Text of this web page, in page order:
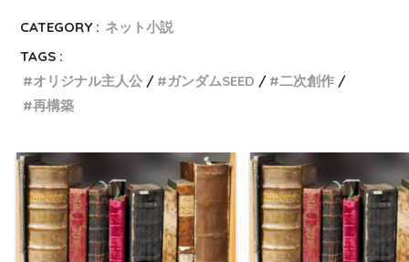
CATEGORY : ネット小説
TAGS :
オリジナル主人公
ガンダムSEED
二次創作
再構築